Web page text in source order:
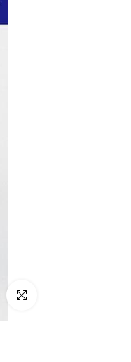
Click para alargar